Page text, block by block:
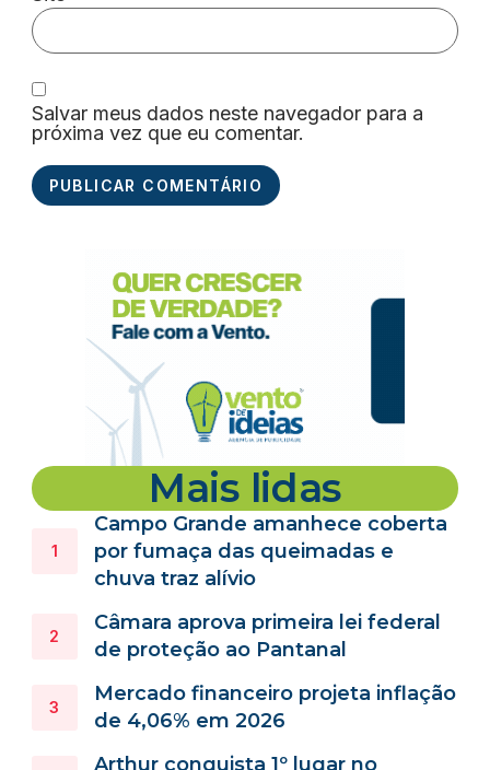
Salvar meus dados neste navegador para a
próxima vez que eu comentar.
Mais lidas
Campo Grande amanhece coberta
por fumaça das queimadas e
chuva traz alívio
Câmara aprova primeira lei federal
de proteção ao Pantanal
Mercado financeiro projeta inflação
de 4,06% em 2026
Arthur conquista 1º lugar no